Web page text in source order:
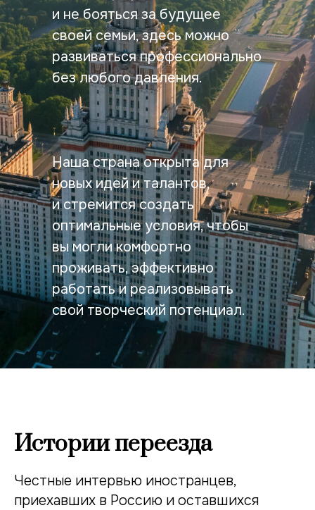
и не бояться за будущее
своей семьи, здесь можно
развиваться профессионально
без любого давления.
Наша страна открыта для
новых идей и талантов,
и стремится создать
оптимальные условия, чтобы
вы могли комфортно
проживать, эффективно
работать и реализовывать
свой творческий потенциал.
Истории переезда
Честные интервью иностранцев,
приехавших в Россию и оставшихся